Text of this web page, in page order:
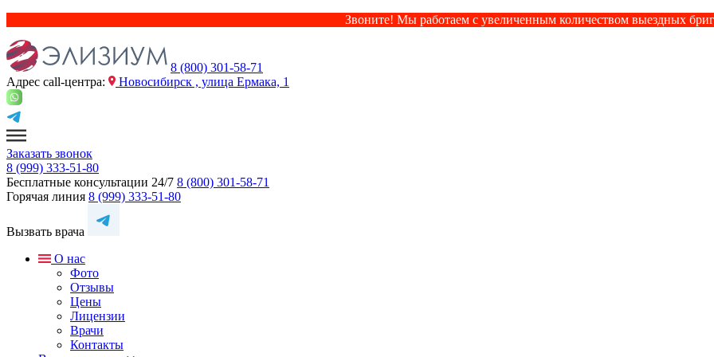
Звоните! Мы работаем с увеличенным количеством выездных
8 (800) 301-58-71
Адрес сall-центра:
Новосибирск , улица Ермака, 1
Заказать звонок
8 (999) 333-51-80
Бесплатные консультации 24/7 8 (800) 301-58-71
Горячая линия 8 (999) 333-51-80
Вызвать врача
О нас
Фото
Отзывы
Цены
Лицензии
Врачи
Контакты